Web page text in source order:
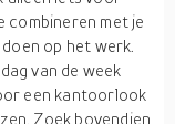
combineren met je
op het werk.
van de week
een kantoorlook
Zoek bovendien